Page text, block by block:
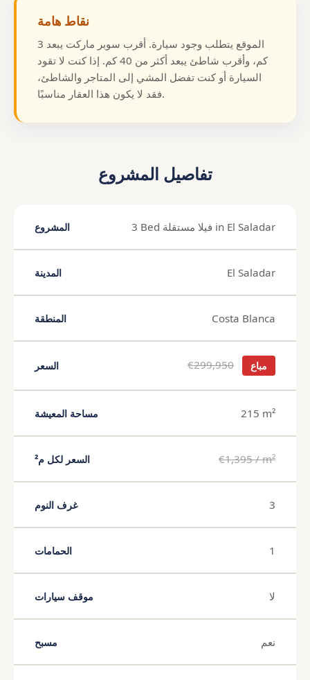
نقاط هامة
الموقع يتطلب وجود سيارة. أقرب سوبر ماركت يبعد 3
كم، وأقرب شاطئ يبعد أكثر من 40 كم. إذا كنت لا تقود
السيارة أو كنت تفضل المشي إلى المتاجر والشاطئ،
فقد لا يكون هذا العقار مناسبًا.
تفاصيل المشروع
المشروع 3 Bed فيلا مستقلة in El Saladar
المدينة El Saladar
المنطقة Costa Blanca
السعر €299,950 مباع
مساحة المعيشة 215 m²
السعر لكل م² €1,395 / m²
غرف النوم 3
الحمامات 1
موقف سيارات لا
مسبح نعم